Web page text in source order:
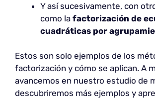
Y así sucesivamente, con
como la factorización de
cuadráticas por
Estos son solo ejemplos de los
factorización y cómo se aplican. A
avancemos en nuestro estudio de
descubriremos más ejemplos y